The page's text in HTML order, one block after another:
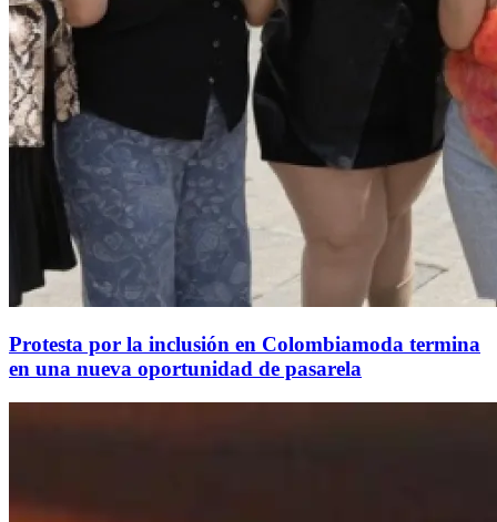
Protesta por la inclusión en Colombiamoda termina
en una nueva oportunidad de pasarela